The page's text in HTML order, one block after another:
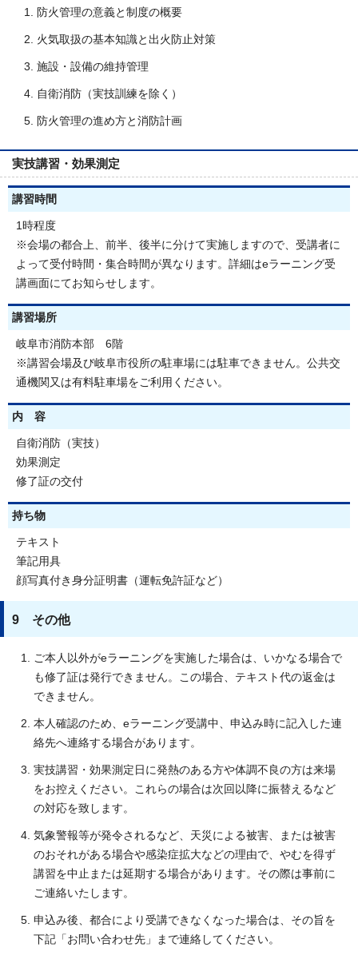
防火管理の意義と制度の概要
火気取扱の基本知識と出火防止対策
施設・設備の維持管理
自衛消防（実技訓練を除く）
防火管理の進め方と消防計画
実技講習・効果測定
講習時間
1時程度
※会場の都合上、前半、後半に分けて実施しますので、受講者に
よって受付時間・集合時間が異なります。詳細はeラーニング受
講画面にてお知らせします。
講習場所
岐阜市消防本部 6階
※講習会場及び岐阜市役所の駐車場には駐車できません。公共交
通機関又は有料駐車場をご利用ください。
内 容
自衛消防（実技）
効果測定
修了証の交付
持ち物
テキスト
筆記用具
顔写真付き身分証明書（運転免許証など）
9 その他
ご本人以外がeラーニングを実施した場合は、いかなる場合で
も修了証は発行できません。この場合、テキスト代の返金は
できません。
本人確認のため、eラーニング受講中、申込み時に記入した連
絡先へ連絡する場合があります。
実技講習・効果測定日に発熱のある方や体調不良の方は来場
をお控えください。これらの場合は次回以降に振替えるなど
の対応を致します。
気象警報等が発令されるなど、天災による被害、または被害
のおそれがある場合や感染症拡大などの理由で、やむを得ず
講習を中止または延期する場合があります。その際は事前に
ご連絡いたします。
申込み後、都合により受講できなくなった場合は、その旨を
下記「お問い合わせ先」まで連絡してください。